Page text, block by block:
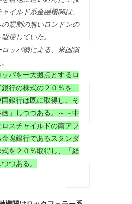
イルド系金融機関は、
の規制の無いロンドンの
使していた。
ロッパ勢による、米国潰
パを一大拠点とするロ
行の株式の２０％を、
銀行は既に取得し、そ
」しつつある。～～中
スチャイルドの南アフ
金塊銀行であるスタンダ
を２０％取得し、「経
つある。